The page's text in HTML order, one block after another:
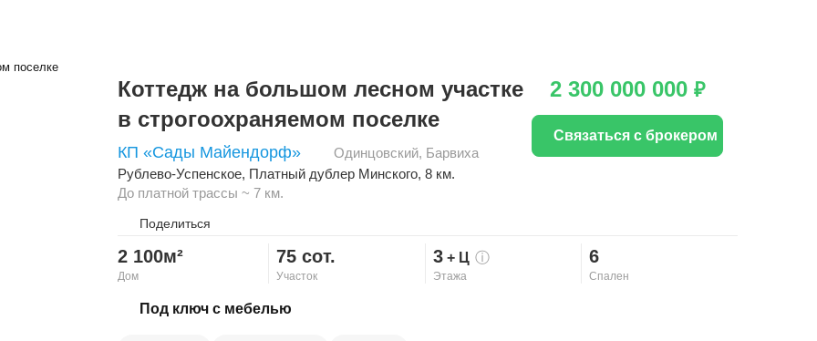
Коттедж на большом лесном участке
в строгоохраняемом поселке
КП «Сады Майендорф» Одинцовский, Барвиха
Рублево-Успенское, Платный дублер Минского, 8 км.
До платной трассы ~ 7 км.
Поделиться
Скопировать ссылку
2 100м²
Дом
75 сот.
Участок
3+ Ц ⓘ
Этажа
6
Спален
Под ключ с мебелью
2 300 000 000 ₽
Связаться с брокером